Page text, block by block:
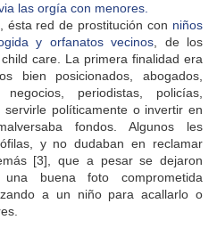
las orgía con menores.
ésta red de prostitución con niños
y orfanatos vecinos , de los
care. La primera finalidad era
bien posicionados, abogados,
periodistas, policías,
políticamente o invertir en
fondos. Algunos les
y no dudaban en reclamar
[3], que a pesar se dejaron
buena foto comprometida
a un niño para acallarlo o